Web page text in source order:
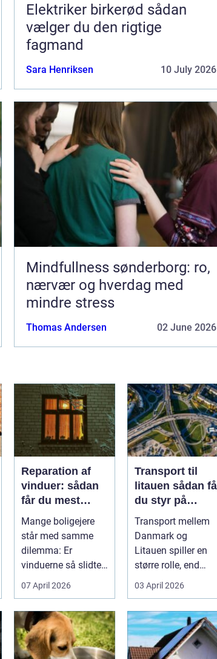
Elektriker birkerød sådan
vælger du den rigtige
fagmand
Sara Henriksen 10 July 2026
Mindfullness sønderborg: ro,
nærvær og hverdag med
mindre stress
Thomas Andersen 02 June 2026
Reparation af
vinduer: sådan
får du mest
muligt ud af
dine gamle
vinduer
Mange boligejere
står med samme
dilemma: Er
vinduerne så slidte,
at de bør skifte...
07 April 2026
Transport til
litauen sådan får
du styr på
fragten til
baltikum
Transport mellem
Danmark og
Litauen spiller en
større rolle, end
mange er klar over.
Litauen er et n...
03 April 2026